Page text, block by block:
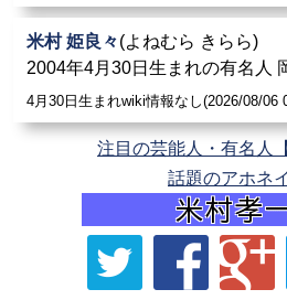
米村 姫良々(よねむら きらら)
2004年4月30日生まれの有名人
4月30日生まれwiki情報なし(2026/08/06
注目の芸能人・有名人
話題のアホネ